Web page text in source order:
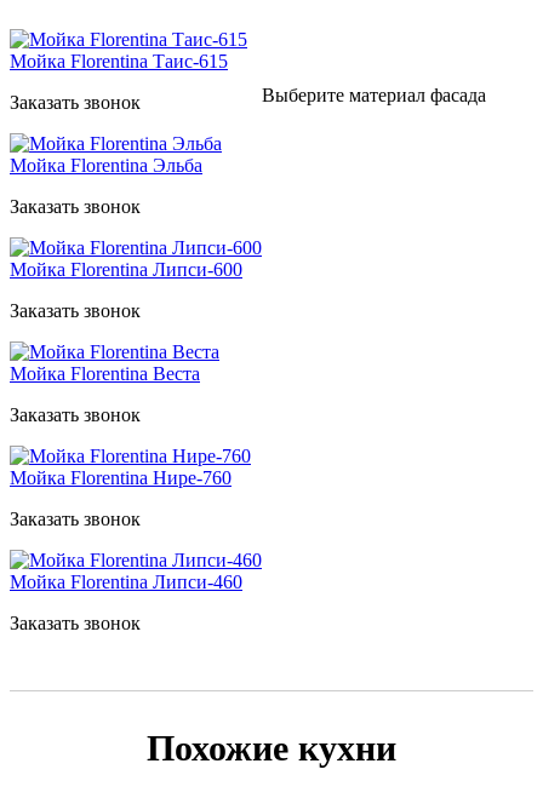
Мойка Florentina Таис-615
Заказать звонок
Мойка Florentina Эльба
Заказать звонок
Мойка Florentina Липси-600
Заказать звонок
Мойка Florentina Веста
Заказать звонок
Мойка Florentina Нире-760
Заказать звонок
Мойка Florentina Липси-460
Заказать звонок
Похожие кухни
Выберите материал фасада